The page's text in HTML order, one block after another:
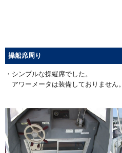
操船席周り
・シンプルな操縦席でした。
アワーメータは装備しておりません。